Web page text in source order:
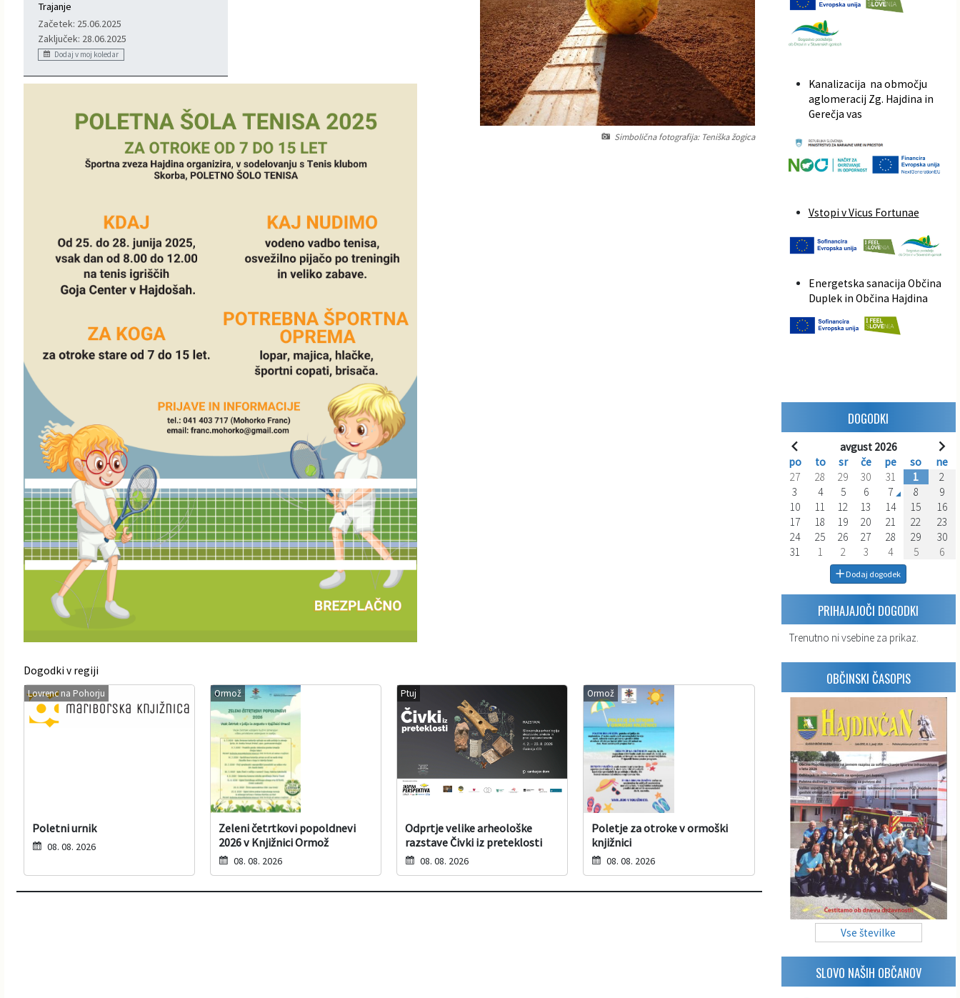
Simbolična fotografija: Teniška žogica
Trajanje
Začetek: 25.06.2025
Zaključek: 28.06.2025
Dodaj v moj koledar
Dogodki v regiji
Lovrenc na Pohorju
Poletni urnik
08. 08. 2026
Ormož
Zeleni četrtkovi popoldnevi
2026 v Knjižnici Ormož
08. 08. 2026
Ptuj
Odprtje velike arheološke
razstave Čivki iz preteklosti
08. 08. 2026
Ormož
Poletje za otroke v ormoški
knjižnici
08. 08. 2026
Kanalizacija na območju
aglomeracij Zg. Hajdina in
Gerečja vas
Vstopi v Vicus Fortunae
Energetska sanacija Občina
Duplek in Občina Hajdina
DOGODKI
avgust 2026
po
to sr če pe so
ne
27
28 29 30 31 1
2
3
4 5 6 7 8
9
10
11 12 13 14 15
16
17
18 19 20 21 22
23
24
25 26 27 28 29
30
31
1 2 3 4 5 6
Dodaj dogodek
PRIHAJAJOČI DOGODKI
Trenutno ni vsebine za prikaz.
OBČINSKI ČASOPIS
Vse številke
SLOVO NAŠIH OBČANOV
Informacije javnega značaja
Vizitka občine
Javni razpisi, natečaji, namere...
Projekti in investicije
Priznanja občine